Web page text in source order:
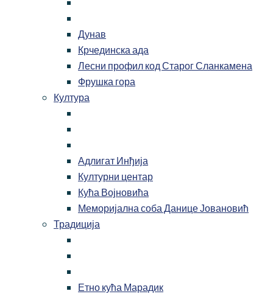
Дунав
Крчединска ада
Лесни профил код Старог Сланкамена
Фрушка гора
Култура
Адлигат Инђија
Културни центар
Кућа Војновића
Меморијална соба Данице Јовановић
Традиција
Етно кућа Марадик